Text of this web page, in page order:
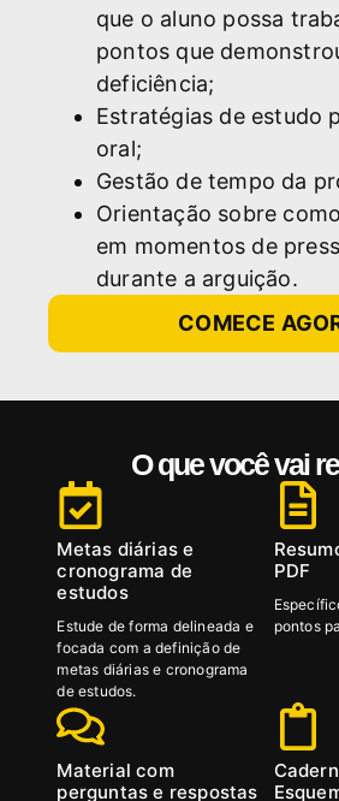
que o aluno possa
pontos que
deficiência;
Estratégias de estudo
oral;
Gestão de tempo da
Orientação sobre
em momentos de
durante a arguição.
COMECE
O que você vai
Metas diárias e
cronograma de
estudos
Estude de forma delineada e
focada com a definição de
metas diárias e cronograma
de estudos.
PDF
pontos
Material com
perguntas e respostas